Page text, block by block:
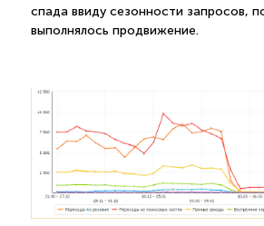
спада ввиду сезонности запросов,
выполнялось продвижение.